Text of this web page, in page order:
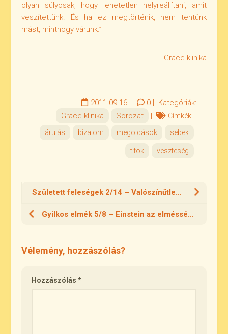
olyan súlyosak, hogy lehetetlen helyreállítani, amit
veszítettünk. És ha ez megtörténik, nem tehtünk
mást, minthogy várunk.”
Grace klinika
2011.09.16. | 0| Kategóriák:
Grace klinika
Sorozat | Címkék:
árulás bizalom megoldások sebek
titok veszteség
Született feleségek 2/14 – Valószínűtlen barátságok
Gyilkos elmék 5/8 – Einstein az elmésségről
Vélemény, hozzászólás?
Hozzászólás*